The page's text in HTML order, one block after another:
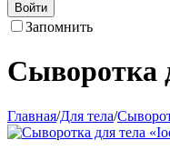
Войти
Запомнить
Сыворотка
Главная/Для тела/